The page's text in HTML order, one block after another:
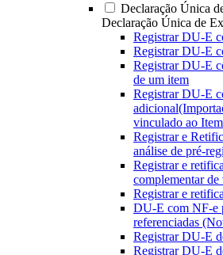
Declaração Única
Declaração Única de
Registrar DU-E
Registrar DU-E
Registrar DU-E
de um item
Registrar DU-E
vinculado ao
Registrar e
análise de pré-
Registrar e
complementar
Registrar e
DU-E com NF-e
referenciadas
Registrar DU-E
Registrar DU-E